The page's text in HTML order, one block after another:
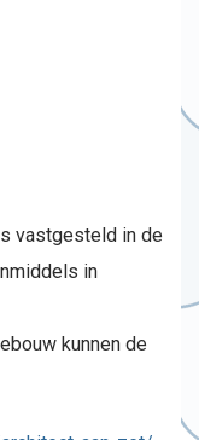
vastgesteld in de
in
kunnen de